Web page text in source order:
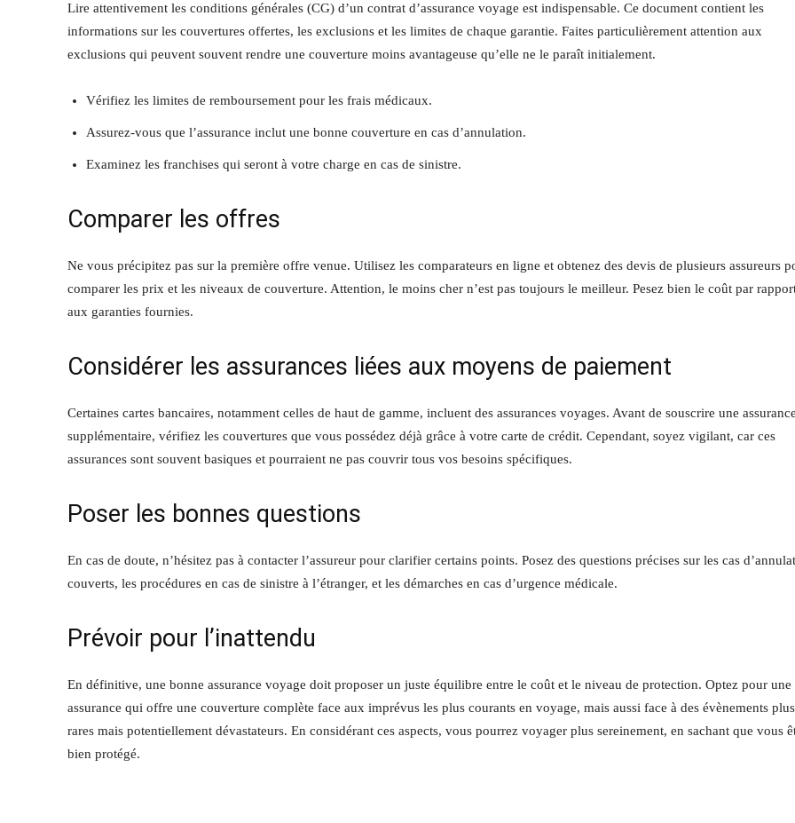
Lire attentivement les conditions générales (CG) d’un contrat d’assurance voyage est indispensable. Ce document contient les
informations sur les couvertures offertes, les exclusions et les limites de chaque garantie. Faites particulièrement attention aux
exclusions qui peuvent souvent rendre une couverture moins avantageuse qu’elle ne le paraît initialement.
Vérifiez les limites de remboursement pour les frais médicaux.
Assurez-vous que l’assurance inclut une bonne couverture en cas d’annulation.
Examinez les franchises qui seront à votre charge en cas de sinistre.
Comparer les offres
Ne vous précipitez pas sur la première offre venue. Utilisez les comparateurs en ligne et obtenez des devis de plusieurs assureurs
comparer les prix et les niveaux de couverture. Attention, le moins cher n’est pas toujours le meilleur. Pesez bien le coût par
aux garanties fournies.
Considérer les assurances liées aux moyens de paiement
Certaines cartes bancaires, notamment celles de haut de gamme, incluent des assurances voyages. Avant de souscrire une assurance
supplémentaire, vérifiez les couvertures que vous possédez déjà grâce à votre carte de crédit. Cependant, soyez vigilant, car ces
assurances sont souvent basiques et pourraient ne pas couvrir tous vos besoins spécifiques.
Poser les bonnes questions
En cas de doute, n’hésitez pas à contacter l’assureur pour clarifier certains points. Posez des questions précises sur les cas
couverts, les procédures en cas de sinistre à l’étranger, et les démarches en cas d’urgence médicale.
Prévoir pour l’inattendu
En définitive, une bonne assurance voyage doit proposer un juste équilibre entre le coût et le niveau de protection. Optez pour une
assurance qui offre une couverture complète face aux imprévus les plus courants en voyage, mais aussi face à des évènements plus
rares mais potentiellement dévastateurs. En considérant ces aspects, vous pourrez voyager plus sereinement, en sachant que vous
bien protégé.